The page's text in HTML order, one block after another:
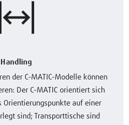
Handling
der C-MATIC-Modelle können
Der C-MATIC orientiert sich
Orientierungspunkte auf einer
sind; Transporttische sind